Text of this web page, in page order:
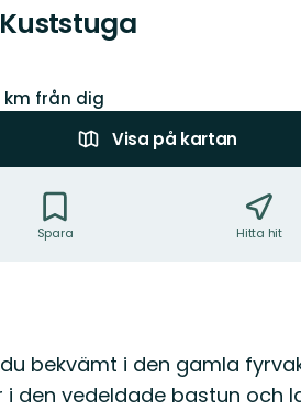
km från dig
Visa på kartan
Spara Hitta hit
du bekvämt i den gamla
den vedeldade bastun och